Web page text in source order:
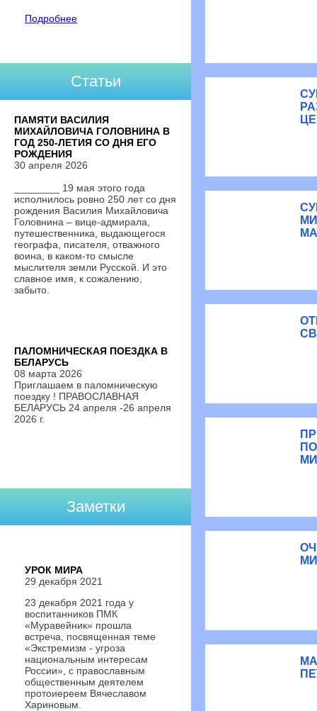
Подробнее
Статьи
ПАМЯТИ ВАСИЛИЯ
МИХАЙЛОВИЧА ГОЛОВНИНА В
ГОД 250-ЛЕТИЯ СО ДНЯ ЕГО
РОЖДЕНИЯ
30 апреля 2026
________ 19 мая этого года
исполнилось ровно 250 лет со дня
рождения Василия Михайловича
Головнина – вице-адмирала,
путешественника, выдающегося
географа, писателя, отважного
воина, в каком-то смысле
мыслителя земли Русской. И это
славное имя, к сожалению,
забыто.
ПАЛОМНИЧЕСКАЯ ПОЕЗДКА В
БЕЛАРУСЬ
08 марта 2026
Приглашаем в паломническую
поездку ! ПРАВОСЛАВНАЯ
БЕЛАРУСЬ 24 апреля -26 апреля
2026 г.
Заметки
УРОК МИРА
29 декабря 2021
23 декабря 2021 года у
воспитанников ПМК
«Муравейник» прошла
встреча, посвященная теме
«Экстремизм - угроза
национальным интересам
России», с православным
общественным деятелем
протоиереем Вячеславом
Хариновым.